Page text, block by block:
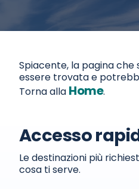
Spiacente, la pagina
essere trovata e
Torna alla Home.
Accesso
Le destinazioni più
cosa ti serve.